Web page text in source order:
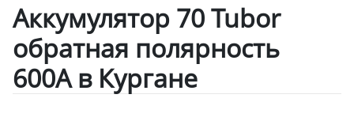
Аккумулятор 70 Tubor
обратная полярность
600А в Кургане